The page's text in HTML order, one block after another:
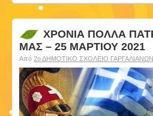
ΧΡΟΝΙΑ ΠΟΛΛΑ
ΜΑΣ – 25 ΜΑΡΤΙΟΥ 2021
Από 2ο ΔΗΜΟΤΙΚΟ ΣΧΟΛΕΙΟ ΓΑΡΓΑΛΙΑΝΩΝ